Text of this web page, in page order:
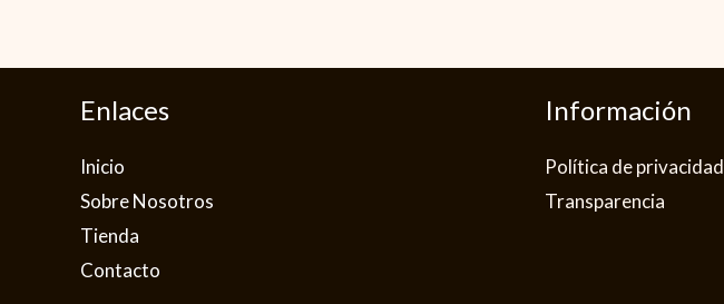
Enlaces
Inicio
Sobre Nosotros
Tienda
Contacto
Información
Política de privacidad​
Transparencia